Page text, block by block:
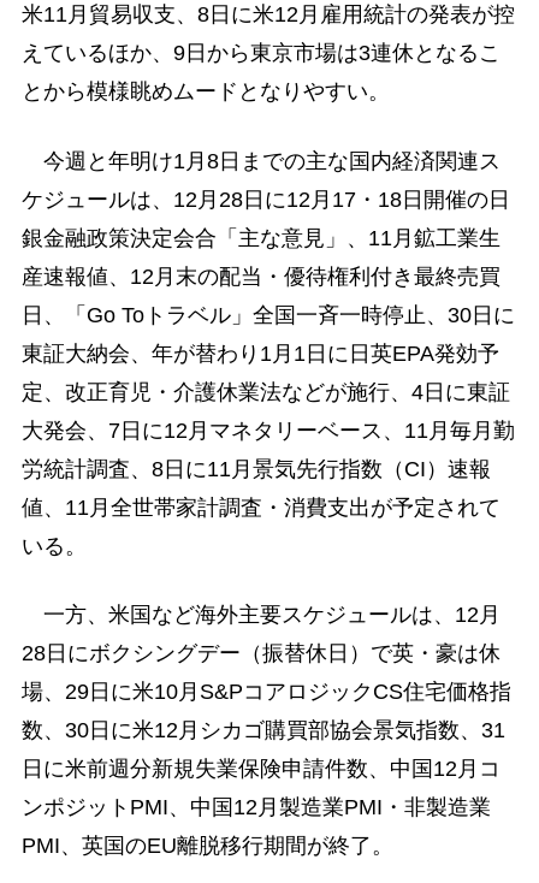
米11月貿易収支、8日に米12月雇用統計の発表が控
えているほか、9日から東京市場は3連休となるこ
とから模様眺めムードとなりやすい。
今週と年明け1月8日までの主な国内経済関連ス
ケジュールは、12月28日に12月17・18日開催の日
銀金融政策決定会合「主な意見」、11月鉱工業生
産速報値、12月末の配当・優待権利付き最終売買
日、「Go Toトラベル」全国一斉一時停止、30日に
東証大納会、年が替わり1月1日に日英EPA発効予
定、改正育児・介護休業法などが施行、4日に東証
大発会、7日に12月マネタリーベース、11月毎月勤
労統計調査、8日に11月景気先行指数（CI）速報
値、11月全世帯家計調査・消費支出が予定されて
いる。
一方、米国など海外主要スケジュールは、12月
28日にボクシングデー（振替休日）で英・豪は休
場、29日に米10月S&PコアロジックCS住宅価格指
数、30日に米12月シカゴ購買部協会景気指数、31
日に米前週分新規失業保険申請件数、中国12月コ
ンポジットPMI、中国12月製造業PMI・非製造業
PMI、英国のEU離脱移行期間が終了。